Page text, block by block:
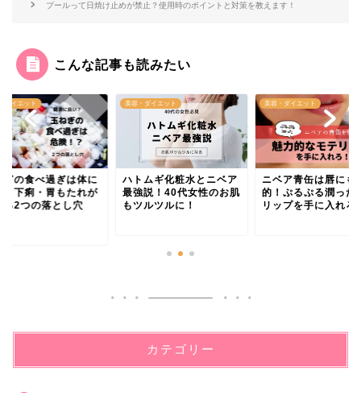
プールって日焼け止めが禁止？使用時のポイントと対策を教えます！
こんな記事も読みたい
ダイエット
ぎの食べ過ぎは体に
？下痢・胃もたれが
る2つの落とし穴
美容・ダイエット
ハトムギ化粧水とニベア
最強説！40代女性のお肌
もツルツルに！
美容・ダイエット
ニベア青缶は唇にも
的！ぷるぷる潤った
リップを手に入れろ
カテゴリー